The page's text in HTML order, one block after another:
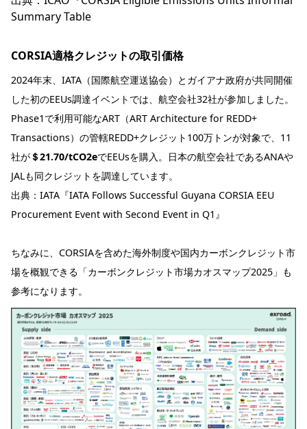
Summary Table
CORSIA適格クレジットの取引価格
2024年末、IATA（国際航空運送協会）とガイアナ政府が共同開催
した初のEEUs調達イベントでは、航空会社32社が参加しました。
Phase1で利用可能なART（ART Architecture for REDD+
Transactions）の管轄REDD+クレジット100万トンが対象で、11
社が＄21.70/tCO2eでEEUsを購入。日本の航空会社であるANAや
JALも同クレジットを調達しています。
出典： IATA『IATA Follows Successful Guyana CORSIA EEU
Procurement Event with Second Event in Q1』
ちなみに、CORSIAを含めた海外制度や国内カーボンクレジット市
場を概観できる「カーボンクレジット市場カオスマップ2025」も
参考になります。